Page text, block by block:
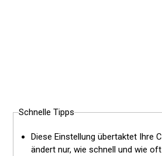
Schnelle Tipps
Diese Einstellung übertaktet Ihre
ändert nur, wie schnell und wie